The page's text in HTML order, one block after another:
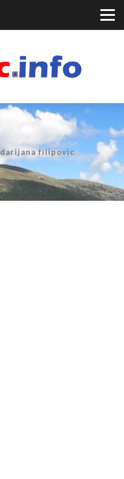
darijana filipovic